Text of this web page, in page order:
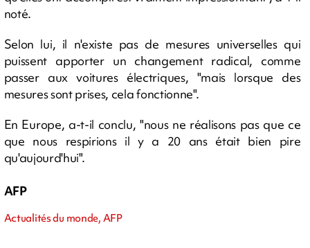
noté.
Selon lui, il n'existe pas de mesures universelles qui
puissent apporter un changement radical, comme
passer aux voitures électriques, "mais lorsque des
mesures sont prises, cela fonctionne".
En Europe, a-t-il conclu, "nous ne réalisons pas que ce
que nous respirions il y a 20 ans était bien pire
qu'aujourd'hui".
AFP
Actualités du monde, AFP